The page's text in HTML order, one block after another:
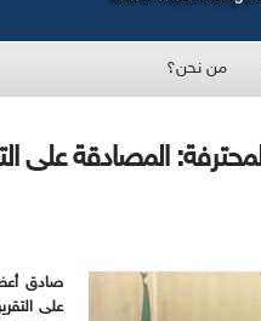
من نحن؟
المصادقة على
صادق